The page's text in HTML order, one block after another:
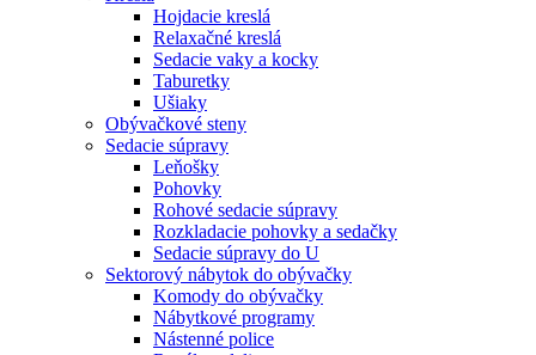
Hojdacie kreslá
Relaxačné kreslá
Sedacie vaky a kocky
Taburetky
Ušiaky
Obývačkové steny
Sedacie súpravy
Leňošky
Pohovky
Rohové sedacie súpravy
Rozkladacie pohovky a sedačky
Sedacie súpravy do U
Sektorový nábytok do obývačky
Komody do obývačky
Nábytkové programy
Nástenné police